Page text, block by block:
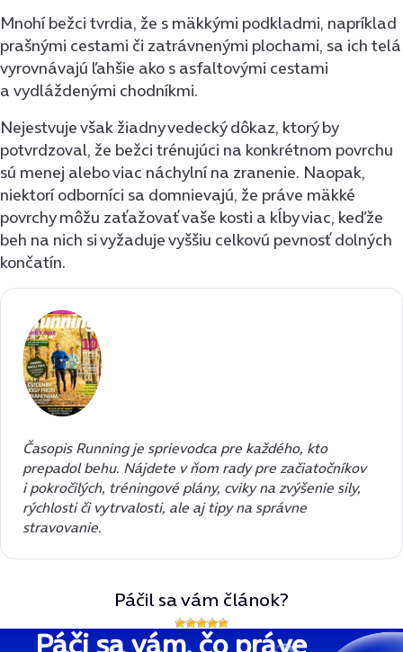
Mnohí bežci tvrdia, že s mäkkými podkladmi, napríklad
prašnými cestami či zatrávnenými plochami, sa ich telá
vyrovnávajú ľahšie ako s asfaltovými cestami
a vydláždenými chodníkmi.
Nejestvuje však žiadny vedecký dôkaz, ktorý by
potvrdzoval, že bežci trénujúci na konkrétnom povrchu
sú menej alebo viac náchylní na zranenie. Naopak,
niektorí odborníci sa domnievajú, že práve mäkké
povrchy môžu zaťažovať vaše kosti a kĺby viac, keďže
beh na nich si vyžaduje vyššiu celkovú pevnosť dolných
končatín.
Časopis Running je sprievodca pre každého, kto
prepadol behu. Nájdete v ňom rady pre začiatočníkov
i pokročilých, tréningové plány, cviky na zvýšenie sily,
rýchlosti či vytrvalosti, ale aj tipy na správne
stravovanie.
Páčil sa vám článok?